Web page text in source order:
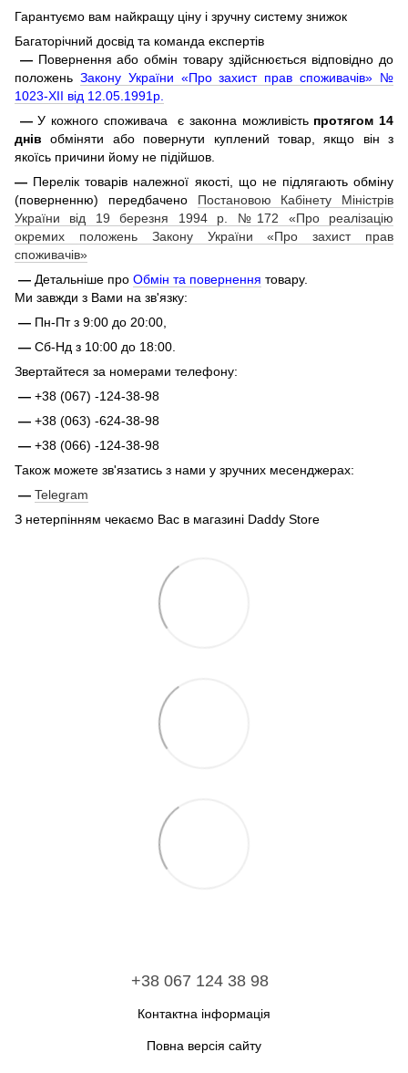
Гарантуємо вам найкращу ціну і зручну систему знижок
Багаторічний досвід та команда експертів
— Повернення або обмін товару здійснюється відповідно до
положень Закону України «Про захист прав споживачів» №
1023-XII від 12.05.1991р.
—У кожного споживача є законна можливість протягом 14
днів обміняти або повернути куплений товар, якщо він з
якоїсь причини йому не підійшов.
— Перелік товарів належної якості, що не підлягають обміну
(поверненню) передбачено Постановою Кабінету Міністрів
України від 19 березня 1994 р. №172 «Про реалізацію
окремих положень Закону України «Про захист прав
споживачів»
— Детальніше про Обмін та повернення товару.
Ми завжди з Вами на зв'язку:
— Пн-Пт з 9:00 до 20:00,
— Сб-Нд з 10:00 до 18:00.
Звертайтеся за номерами телефону:
— +38 (067) -124-38-98
— +38 (063) -624-38-98
— +38 (066) -124-38-98
Також можете зв'язатись з нами у зручних месенджерах:
— Telegram
З нетерпінням чекаємо Вас в магазині Daddy Store
+38 067 124 38 98
Контактна інформація
Повна версія сайту